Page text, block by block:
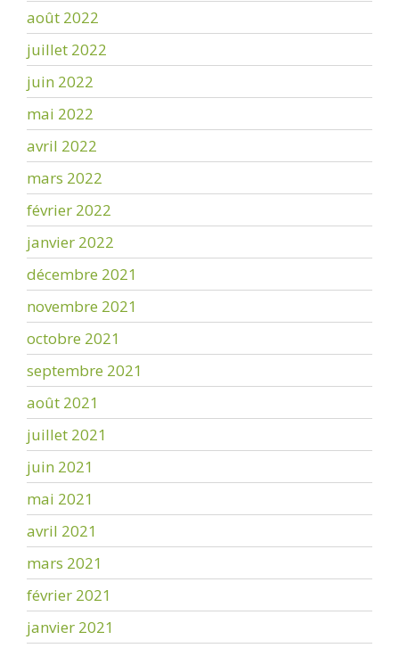
août 2022
juillet 2022
juin 2022
mai 2022
avril 2022
mars 2022
février 2022
janvier 2022
décembre 2021
novembre 2021
octobre 2021
septembre 2021
août 2021
juillet 2021
juin 2021
mai 2021
avril 2021
mars 2021
février 2021
janvier 2021